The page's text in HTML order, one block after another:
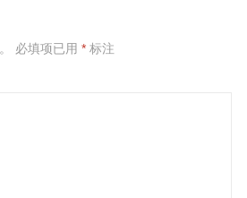
必填项已用 *标注